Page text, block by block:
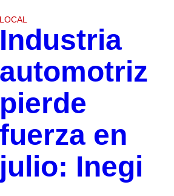
LOCAL
Industria
automotriz
pierde
fuerza en
julio: Inegi